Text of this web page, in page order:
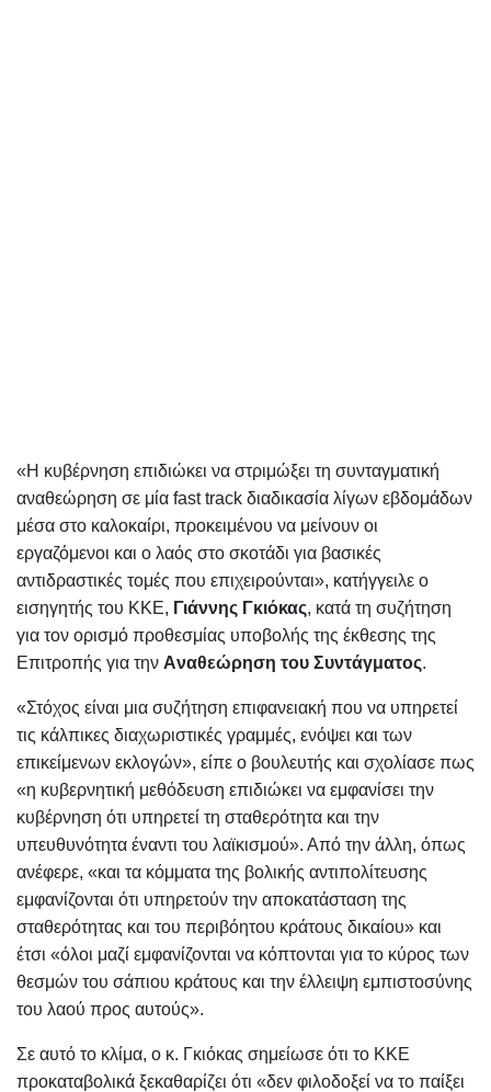
«Η κυβέρνηση επιδιώκει να στριμώξει τη συνταγματική
αναθεώρηση σε μία fast track διαδικασία λίγων εβδομάδων
μέσα στο καλοκαίρι, προκειμένου να μείνουν οι
εργαζόμενοι και ο λαός στο σκοτάδι για βασικές
αντιδραστικές τομές που επιχειρούνται», κατήγγειλε ο
εισηγητής του ΚΚΕ, Γιάννης Γκιόκας, κατά τη συζήτηση
για τον ορισμό προθεσμίας υποβολής της έκθεσης της
Επιτροπής για την Aναθεώρηση του Συντάγματος.
«Στόχος είναι μια συζήτηση επιφανειακή που να υπηρετεί
τις κάλπικες διαχωριστικές γραμμές, ενόψει και των
επικείμενων εκλογών», είπε ο βουλευτής και σχολίασε πως
«η κυβερνητική μεθόδευση επιδιώκει να εμφανίσει την
κυβέρνηση ότι υπηρετεί τη σταθερότητα και την
υπευθυνότητα έναντι του λαϊκισμού». Από την άλλη, όπως
ανέφερε, «και τα κόμματα της βολικής αντιπολίτευσης
εμφανίζονται ότι υπηρετούν την αποκατάσταση της
σταθερότητας και του περιβόητου κράτους δικαίου» και
έτσι «όλοι μαζί εμφανίζονται να κόπτονται για το κύρος των
θεσμών του σάπιου κράτους και την έλλειψη εμπιστοσύνης
του λαού προς αυτούς».
Σε αυτό το κλίμα, ο κ. Γκιόκας σημείωσε ότι το ΚΚΕ
προκαταβολικά ξεκαθαρίζει ότι «δεν φιλοδοξεί να το παίξει